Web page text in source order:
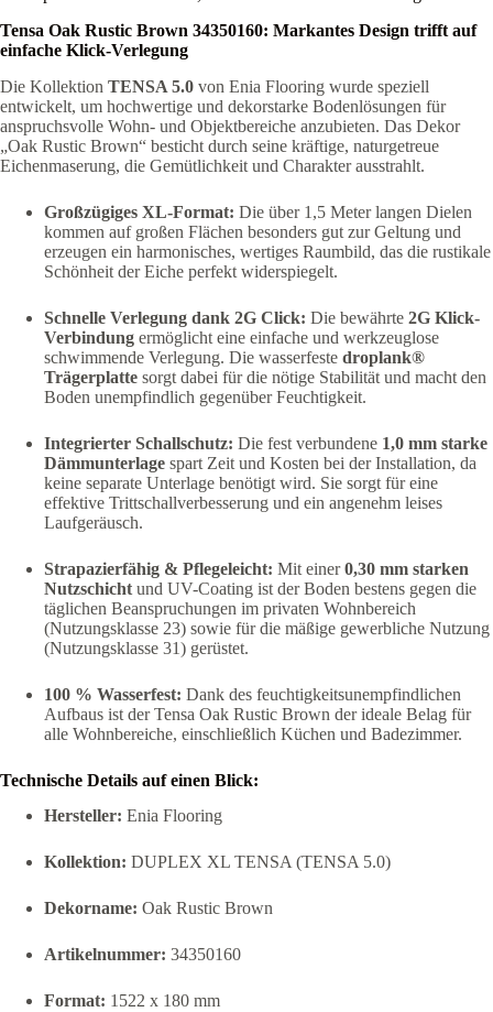
Tensa Oak Rustic Brown 34350160: Markantes Design trifft auf
einfache Klick-Verlegung
Die Kollektion TENSA 5.0 von Enia Flooring wurde speziell
entwickelt, um hochwertige und dekorstarke Bodenlösungen für
anspruchsvolle Wohn- und Objektbereiche anzubieten. Das Dekor
„Oak Rustic Brown“ besticht durch seine kräftige, naturgetreue
Eichenmaserung, die Gemütlichkeit und Charakter ausstrahlt.
Großzügiges XL-Format: Die über 1,5 Meter langen Dielen
kommen auf großen Flächen besonders gut zur Geltung und
erzeugen ein harmonisches, wertiges Raumbild, das die rustikale
Schönheit der Eiche perfekt widerspiegelt.
Schnelle Verlegung dank 2G Click: Die bewährte 2G Klick-
Verbindung ermöglicht eine einfache und werkzeuglose
schwimmende Verlegung. Die wasserfeste droplank®
Trägerplatte sorgt dabei für die nötige Stabilität und macht den
Boden unempfindlich gegenüber Feuchtigkeit.
Integrierter Schallschutz: Die fest verbundene 1,0 mm starke
Dämmunterlage spart Zeit und Kosten bei der Installation, da
keine separate Unterlage benötigt wird. Sie sorgt für eine
effektive Trittschallverbesserung und ein angenehm leises
Laufgeräusch.
Strapazierfähig & Pflegeleicht: Mit einer0,30 mm starken
Nutzschicht und UV-Coating ist der Boden bestens gegen die
täglichen Beanspruchungen im privaten Wohnbereich
(Nutzungsklasse 23) sowie für die mäßige gewerbliche Nutzung
(Nutzungsklasse 31) gerüstet.
100 % Wasserfest: Dank des feuchtigkeitsunempfindlichen
Aufbaus ist der Tensa Oak Rustic Brown der ideale Belag für
alle Wohnbereiche, einschließlich Küchen und Badezimmer.
Technische Details auf einen Blick:
Hersteller: Enia Flooring
Kollektion: DUPLEX XL TENSA (TENSA 5.0)
Dekorname: Oak Rustic Brown
Artikelnummer: 34350160
Format: 1522 x 180 mm